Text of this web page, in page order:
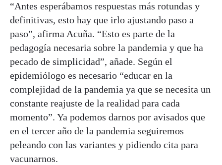
“Antes esperábamos respuestas más rotundas y
definitivas, esto hay que irlo ajustando paso a
paso”, afirma Acuña. “Esto es parte de la
pedagogía necesaria sobre la pandemia y que ha
pecado de simplicidad”, añade. Según el
epidemiólogo es necesario “educar en la
complejidad de la pandemia ya que se necesita un
constante reajuste de la realidad para cada
momento”. Ya podemos darnos por avisados que
en el tercer año de la pandemia seguiremos
peleando con las variantes y pidiendo cita para
vacunarnos.